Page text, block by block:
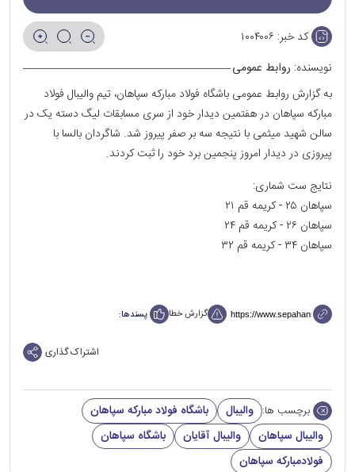
کد خبر: ۱۰۰۴۰۰۶
نویسنده: روابط عمومی
به گزارش روابط عمومی باشگاه فولاد مبارکه سپاهان، تیم والیبال فولاد
مبارکه سپاهان در هفتمین دیدار خود از سری مسابقات لیگ دسته یک در
سالن شهید میثمی با نتیجه سه بر صفر پیروز شد. شاگردان بالسا با
پیروزی در دیدار امروز پنجمین برد خود را ثبت کردند.
نتایج ست شماری:
سپاهان ۲۵ - کریمه قم ۲۱
سپاهان ۲۶ - کریمه قم ۲۴
سپاهان ۳۴ - کریمه قم ۳۲
گزارش خطا پسندها:
اشتراک گذاری
برچسب ها: والیبال
باشگاه فولاد مبارکه سپاهان
والیبال سپاهان
والیبال آقایان
باشگاه سپاهان
فولادمبارکه سپاهان